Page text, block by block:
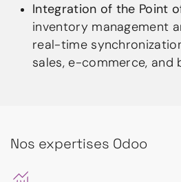
Integration of the Point
inventory management
real-time
sales, e-commerce, and
Nos expertises Odoo